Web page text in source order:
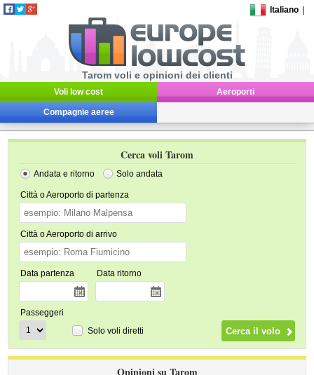
Italiano
Tarom voli e opinioni dei clienti
Voli low cost Aeroporti
Compagnie aeree
Cerca voli Tarom
Andata e ritorno Solo andata
Città o Aeroporto di partenza
Città o Aeroporto di arrivo
Data partenza Data ritorno
Passeggeri
Solo voli diretti
Opinioni su Tarom